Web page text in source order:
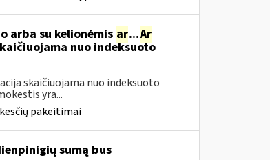
arba su kelionėmis ar...Ar
nuo indeksuoto
skaičiuojama nuo indeksuoto
yra...
pakeitimai
sumą bus